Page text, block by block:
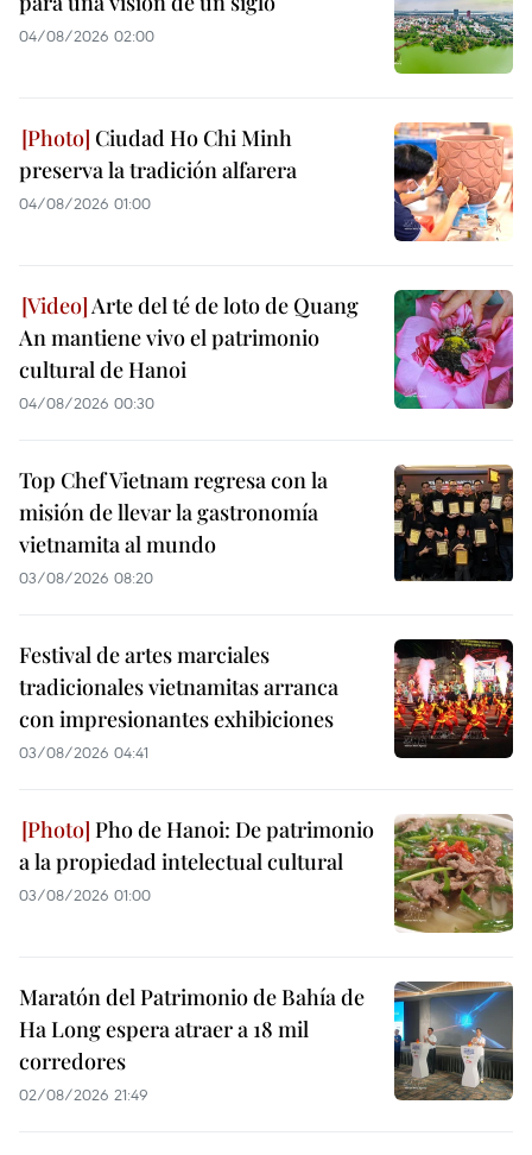
04/08/2026 02:00
Ciudad Ho Chi Minh
preserva la tradición alfarera
04/08/2026 01:00
Arte del té de loto de Quang
An mantiene vivo el patrimonio
cultural de Hanoi
04/08/2026 00:30
Top Chef Vietnam regresa con la
misión de llevar la gastronomía
vietnamita al mundo
03/08/2026 08:20
Festival de artes marciales
tradicionales vietnamitas arranca
con impresionantes exhibiciones
03/08/2026 04:41
Pho de Hanoi: De patrimonio
a la propiedad intelectual cultural
03/08/2026 01:00
Maratón del Patrimonio de Bahía de
Ha Long espera atraer a 18 mil
corredores
02/08/2026 21:49